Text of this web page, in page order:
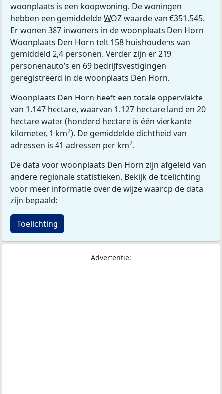
woonplaats is een koopwoning. De woningen
hebben een gemiddeldeWOZwaarde van €351.545.
Er wonen 387 inwoners in de woonplaats Den Horn
Woonplaats Den Horn telt 158 huishoudens van
gemiddeld 2,4 personen. Verder zijn er 219
personenauto’s en 69 bedrijfsvestigingen
geregistreerd in de woonplaats Den Horn.
Woonplaats Den Horn heeft een totale oppervlakte
van 1.147 hectare, waarvan 1.127 hectare land en 20
hectare water (honderd hectare is één vierkante
kilometer, 1 km2). De gemiddelde dichtheid van
adressen is 41 adressen per km2.
De data voor woonplaats Den Horn zijn afgeleid van
andere regionale statistieken. Bekijk de toelichting
voor meer informatie over de wijze waarop de data
zijn bepaald:
Toelichting
Advertentie: